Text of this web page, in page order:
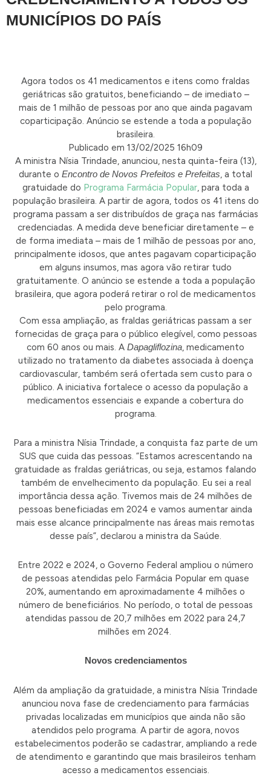
MUNICÍPIOS DO PAÍS
Agora todos os 41 medicamentos e itens como fraldas
geriátricas são gratuitos, beneficiando – de imediato –
mais de 1 milhão de pessoas por ano que ainda pagavam
coparticipação. Anúncio se estende a toda a população
brasileira.
Publicado em 13/02/2025 16h09
A ministra Nísia Trindade, anunciou, nesta quinta-feira (13),
durante o Encontro de Novos Prefeitos e Prefeitas, a total
gratuidade do Programa Farmácia Popular, para toda a
população brasileira. A partir de agora, todos os 41 itens do
programa passam a ser distribuídos de graça nas farmácias
credenciadas. A medida deve beneficiar diretamente – e
de forma imediata – mais de 1 milhão de pessoas por ano,
principalmente idosos, que antes pagavam coparticipação
em alguns insumos, mas agora vão retirar tudo
gratuitamente. O anúncio se estende a toda a população
brasileira, que agora poderá retirar o rol de medicamentos
pelo programa.
Com essa ampliação, as fraldas geriátricas passam a ser
fornecidas de graça para o público elegível, como pessoas
com 60 anos ou mais. A Dapagliflozina, medicamento
utilizado no tratamento da diabetes associada à doença
cardiovascular, também será ofertada sem custo para o
público. A iniciativa fortalece o acesso da população a
medicamentos essenciais e expande a cobertura do
programa.
Para a ministra Nísia Trindade, a conquista faz parte de um
SUS que cuida das pessoas. “Estamos acrescentando na
gratuidade as fraldas geriátricas, ou seja, estamos falando
também de envelhecimento da população. Eu sei a real
importância dessa ação. Tivemos mais de 24 milhões de
pessoas beneficiadas em 2024 e vamos aumentar ainda
mais esse alcance principalmente nas áreas mais remotas
desse país”, declarou a ministra da Saúde.
Entre 2022 e 2024, o Governo Federal ampliou o número
de pessoas atendidas pelo Farmácia Popular em quase
20%, aumentando em aproximadamente 4 milhões o
número de beneficiários. No período, o total de pessoas
atendidas passou de 20,7 milhões em 2022 para 24,7
milhões em 2024.
Novos credenciamentos
Além da ampliação da gratuidade, a ministra Nísia Trindade
anunciou nova fase de credenciamento para farmácias
privadas localizadas em municípios que ainda não são
atendidos pelo programa. A partir de agora, novos
estabelecimentos poderão se cadastrar, ampliando a rede
de atendimento e garantindo que mais brasileiros tenham
acesso a medicamentos essenciais.